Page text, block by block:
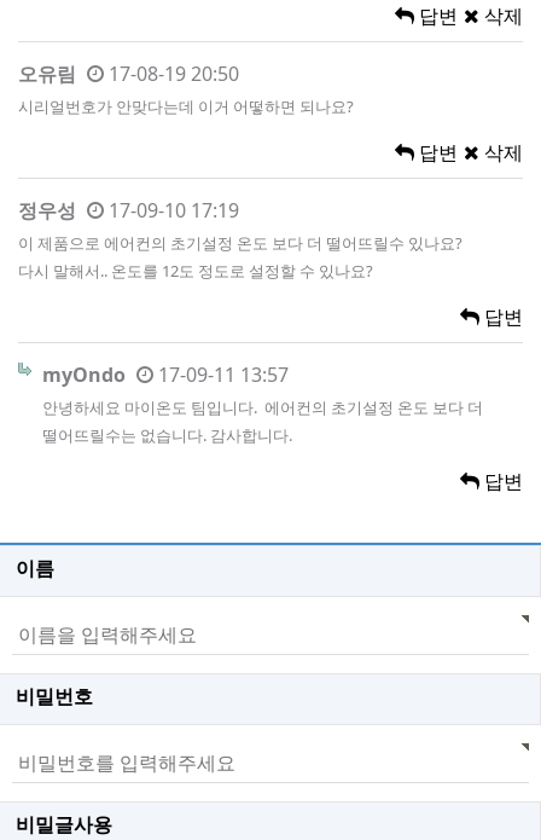
답변 삭제
오유림 17-08-19 20:50
시리얼번호가 안맞다는데 이거 어떻하면 되나요?
답변 삭제
정우성 17-09-10 17:19
이 제품으로 에어컨의 초기설정 온도 보다 더 떨어뜨릴수 있나요?
다시 말해서.. 온도를 12도 정도로 설정할 수 있나요?
답변
myOndo 17-09-11 13:57
안녕하세요 마이온도 팀입니다. 에어컨의 초기설정 온도 보다 더
떨어뜨릴수는 없습니다. 감사합니다.
답변
이름
비밀번호
비밀글사용